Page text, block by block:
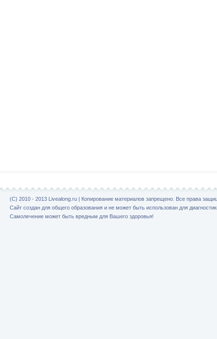
(C) 2010 - 2013 Livealong.ru | Копирование материалов запрещено. Все права
Сайт создан для общего образования и не может быть использован для
Самолечение может быть вредным для Вашего здоровья!